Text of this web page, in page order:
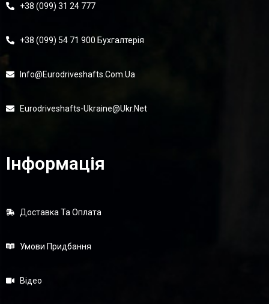
+38 (099) 31 24 777
+38 (099) 54 71 900 Бухгалтерія
Info@eurodriveshafts.com.ua
Eurodriveshafts-Ukraine@ukr.net
Інформація
Доставка Та Оплата
Умови Придбання
Відео